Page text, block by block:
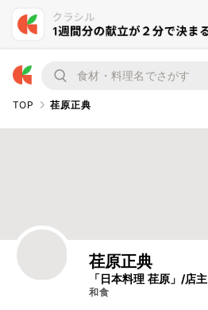
TOP 荏原正典
荏原正典
「日本料理 荏原」/店主
和食